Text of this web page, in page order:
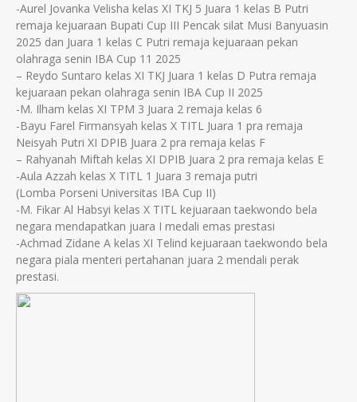
-Aurel Jovanka Velisha kelas XI TKJ 5 Juara 1 kelas B Putri
remaja kejuaraan Bupati Cup III Pencak silat Musi Banyuasin
2025 dan Juara 1 kelas C Putri remaja kejuaraan pekan
olahraga senin IBA Cup 11 2025
– Reydo Suntaro kelas XI TKJ Juara 1 kelas D Putra remaja
kejuaraan pekan olahraga senin IBA Cup II 2025
-M. Ilham kelas XI TPM 3 Juara 2 remaja kelas 6
-Bayu Farel Firmansyah kelas X TITL Juara 1 pra remaja
Neisyah Putri XI DPIB Juara 2 pra remaja kelas F
– Rahyanah Miftah kelas XI DPIB Juara 2 pra remaja kelas E
-Aula Azzah kelas X TITL 1 Juara 3 remaja putri
(Lomba Porseni Universitas IBA Cup II)
-M. Fikar Al Habsyi kelas X TITL kejuaraan taekwondo bela
negara mendapatkan juara I medali emas prestasi
-Achmad Zidane A kelas XI Telind kejuaraan taekwondo bela
negara piala menteri pertahanan juara 2 mendali perak
prestasi.